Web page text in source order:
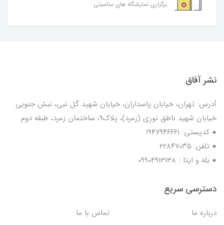
برگزاری نمایشگاه های مناسبتی
نشر آفاق
آدرس: تهران، خیابان پاسداران، خیابان شهید گل نبی، نبش جنوبی
خیابان شهید ناطق نوری (زمرد)، پلاک9، ساختمان زمرد، طبقه دوم
● کدپستی: ۱۹۴۷۹۴۶۶۶۱
● تلفن: ٢٢٨۴٧۰۳۵
● بله و ایتا : 09904913138
دسترسی سریع
درباره ما
تماس با ما